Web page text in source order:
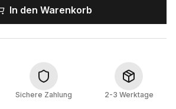
In den Warenkorb
Sichere Zahlung 2-3 Werktage